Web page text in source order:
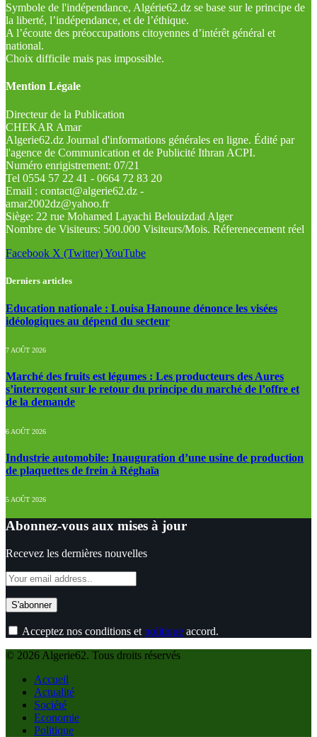
Symbole de l'indépendance, Algérie62.dz se base sur le principe de
la liberté, l’indépendance, et de l’éthique.
A l’écoute des préoccupations citoyennes d’intérêt général et
national.
Choix difficile mais pas impossible.
Mention Légale
Directeur de la Publication
CHEKAR Amar
Algerie62.dz Journal d'informations générales en ligne. Édité par
l'agence de Communication et de Publicité Ithran ACPI.
Numéro enrigistrement: 07/21
Tel 0554 57 22 41 - 0664 72 83 20
Email : contact@algerie62.dz -
amar2002dz@yahoo.fr
Siège: 22 rue Mohamed Layachi Belouizdad Alger
Nombre de Visiteurs: 500.000 Visiteurs/Mois. Réferenecement réel
Facebook X (Twitter)YouTube
Derniers articles
Education nationale : Louisa Hanoune dénonce les visées
idéologiques au dépend du secteur
7 AOÛT 2026
Marché des fruits est légumes : Les producteurs des Aures
s’interrogent sur le retour du principe du marché de l’offre et
de la demande
6 AOÛT 2026
Industrie automobile: Inauguration d’une usine de production
de plaquettes de frein à Réghaïa
5 AOÛT 2026
Abonnez-vous aux mises à jour
Recevez les dernières nouvelles
Acceptez nos conditions et politique accord.
© 2026 Algerie62. Tous droits réservés
Accueil
Actualité
Société
Economie
Politique